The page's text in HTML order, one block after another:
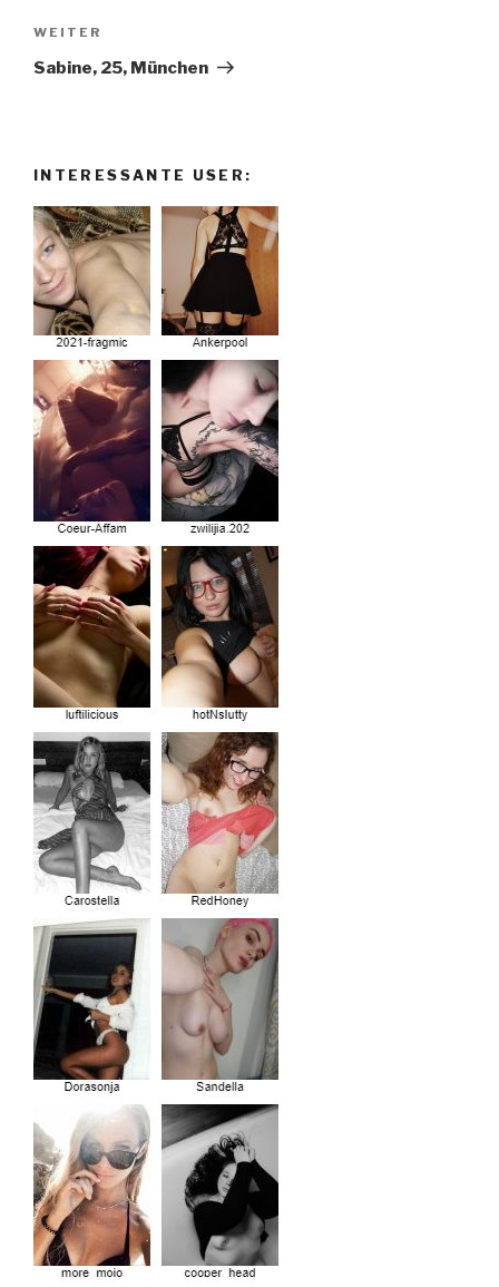
Nächster
Beitrag
WEITER
Sabine, 25, München
INTERESSANTE USER: